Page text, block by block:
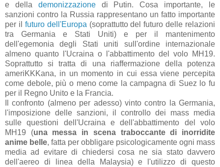
e della demonizzazionedi Putin. Cosa importante, le
sanzioni contro la Russia rappresentano un fatto importante
per il futuro dell'Europa(soprattutto del futuro delle relazioni
tra Germania e Stati Uniti) e per il mantenimento
dell'egemonia degli Stati uniti sull'ordine internazionale
almeno quanto l'Ucraina o l'abbattimento del volo MH19.
Soprattutto si tratta di una riaffermazione della potenza
ameriKKKana, in un momento in cui essa viene percepita
come debole, più o meno come la campagna di Suez lo fu
per il Regno Unito e la Francia.
Il confronto (almeno per adesso) vinto contro la Germania,
l'imposizione delle sanzioni, il controllo dei mass media
sulle questioni dell'Ucraina e dell'abbattimento del volo
MH19 (una messa in scena traboccante di inorridite
anime belle, fatta per obbligare psicologicamente ogni mass
media ad evitare di chiedersi cosa ne sia stato davvero
dell'aereo di linea della Malaysia) e l'utilizzo di questo